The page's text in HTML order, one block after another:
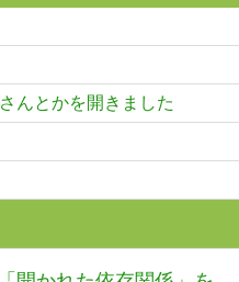
んとかを開きました